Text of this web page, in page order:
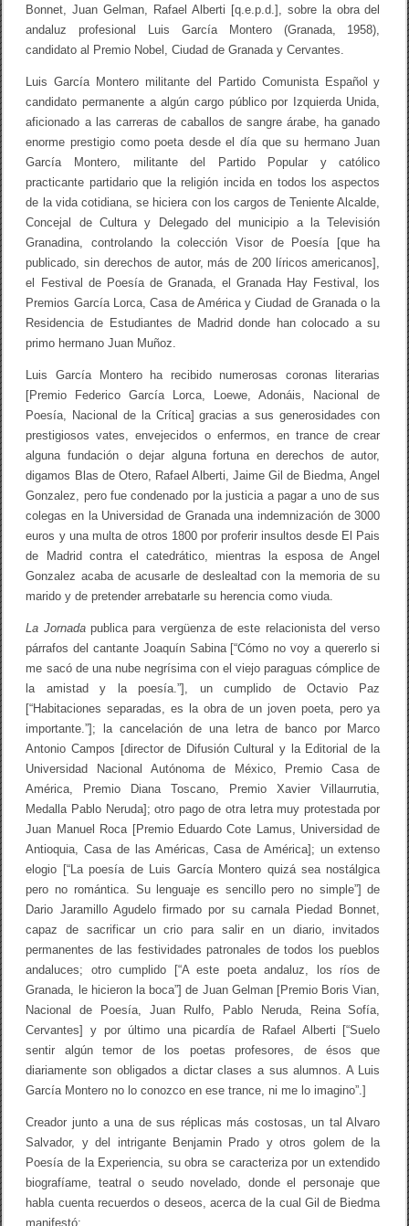
Bonnet, Juan Gelman, Rafael Alberti [q.e.p.d.], sobre la obra del
andaluz profesional Luis García Montero (Granada, 1958),
candidato al Premio Nobel, Ciudad de Granada y Cervantes.
Luis García Montero militante del Partido Comunista Español y
candidato permanente a algún cargo público por Izquierda Unida,
aficionado a las carreras de caballos de sangre árabe, ha ganado
enorme prestigio como poeta desde el día que su hermano Juan
García Montero, militante del Partido Popular y católico
practicante partidario que la religión incida en todos los aspectos
de la vida cotidiana, se hiciera con los cargos de Teniente Alcalde,
Concejal de Cultura y Delegado del municipio a la Televisión
Granadina, controlando la colección Visor de Poesía [que ha
publicado, sin derechos de autor, más de 200 líricos americanos],
el Festival de Poesía de Granada, el Granada Hay Festival, los
Premios García Lorca, Casa de América y Ciudad de Granada o la
Residencia de Estudiantes de Madrid donde han colocado a su
primo hermano Juan Muñoz.
Luis García Montero ha recibido numerosas coronas literarias
[Premio Federico García Lorca, Loewe, Adonáis, Nacional de
Poesía, Nacional de la Crítica] gracias a sus generosidades con
prestigiosos vates, envejecidos o enfermos, en trance de crear
alguna fundación o dejar alguna fortuna en derechos de autor,
digamos Blas de Otero, Rafael Alberti, Jaime Gil de Biedma, Angel
Gonzalez, pero fue condenado por la justicia a pagar a uno de sus
colegas en la Universidad de Granada una indemnización de 3000
euros y una multa de otros 1800 por proferir insultos desde El Pais
de Madrid contra el catedrático, mientras la esposa de Angel
Gonzalez acaba de acusarle de deslealtad con la memoria de su
marido y de pretender arrebatarle su herencia como viuda.
La Jornadapublica para vergüenza de este relacionista del verso
párrafos del cantante Joaquín Sabina [“Cómo no voy a quererlo si
me sacó de una nube negrísima con el viejo paraguas cómplice de
la amistad y la poesía.”], un cumplido de Octavio Paz
[“Habitaciones separadas, es la obra de un joven poeta, pero ya
importante.”]; la cancelación de una letra de banco por Marco
Antonio Campos [director de Difusión Cultural y la Editorial de la
Universidad Nacional Autónoma de México, Premio Casa de
América, Premio Diana Toscano, Premio Xavier Villaurrutia,
Medalla Pablo Neruda]; otro pago de otra letra muy protestada por
Juan Manuel Roca [Premio Eduardo Cote Lamus, Universidad de
Antioquia, Casa de las Américas, Casa de América]; un extenso
elogio [“La poesía de Luis García Montero quizá sea nostálgica
pero no romántica. Su lenguaje es sencillo pero no simple”] de
Dario Jaramillo Agudelo firmado por su carnala Piedad Bonnet,
capaz de sacrificar un crio para salir en un diario, invitados
permanentes de las festividades patronales de todos los pueblos
andaluces; otro cumplido [“A este poeta andaluz, los ríos de
Granada, le hicieron la boca”] de Juan Gelman [Premio Boris Vian,
Nacional de Poesía, Juan Rulfo, Pablo Neruda, Reina Sofía,
Cervantes] y por último una picardía de Rafael Alberti [“Suelo
sentir algún temor de los poetas profesores, de ésos que
diariamente son obligados a dictar clases a sus alumnos. A Luis
García Montero no lo conozco en ese trance, ni me lo imagino”.]
Creador junto a una de sus réplicas más costosas, un tal Alvaro
Salvador, y del intrigante Benjamin Prado y otros golem de la
Poesía de la Experiencia, su obra se caracteriza por un extendido
biografíame, teatral o seudo novelado, donde el personaje que
habla cuenta recuerdos o deseos, acerca de la cual Gil de Biedma
manifestó: